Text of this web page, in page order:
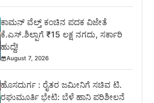
ಕಾಮನ್ ವೆಲ್ತ್ ಕಂಚಿನ ಪದಕ ವಿಜೇತೆ
ಕೆ.ಎಸ್.ಶಿಲ್ಪಾಗೆ ₹15 ಲಕ್ಷ ನಗದು, ಸರ್ಕಾರಿ
ಹುದ್ದೆ!
August 7, 2026
ಹೊಸದುರ್ಗ : ರೈತರ ಜಮೀನಿಗೆ ಸಚಿವ ಟಿ.
ರಘುಮೂರ್ತಿ ಭೇಟಿ: ಬೆಳೆ ಹಾನಿ ಪರಿಶೀಲನೆ